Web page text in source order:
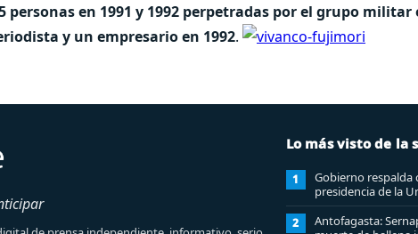
personas en 1991 y 1992 perpetradas por el grupo
y un empresario en 1992.
Lo más visto de la
1
Gobierno respalda
presidencia de la
2
Antofagasta: